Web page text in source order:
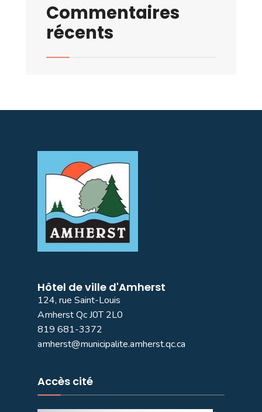
Commentaires
récents
Hôtel de ville d'Amherst
124, rue Saint-Louis
Amherst Qc J0T 2L0
819 681-3372
amherst@municipalite.amherst.qc.ca
Accès cité